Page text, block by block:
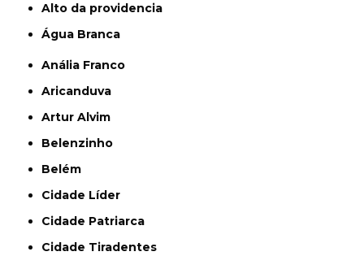
alto da providencia
Água Branca
Anália Franco
Aricanduva
Artur Alvim
Belenzinho
Belém
Cidade Líder
Cidade Patriarca
Cidade Tiradentes